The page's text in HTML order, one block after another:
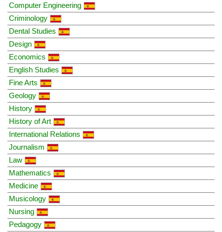
Computer Engineering
Criminology
Dental Studies
Design
Economics
English Studies
Fine Arts
Geology
History
History of Art
International Relations
Journalism
Law
Mathematics
Medicine
Musicology
Nursing
Pedagogy